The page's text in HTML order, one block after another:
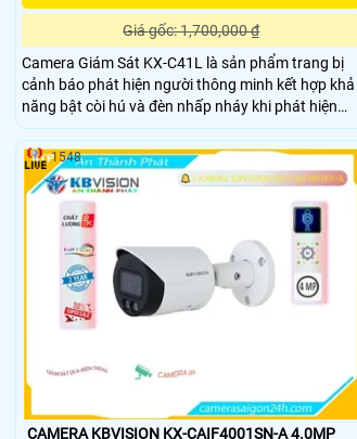
Giá gốc: 1,700,000 ₫
Camera Giám Sát KX-C41L là sản phẩm trang bị
cảnh báo phát hiện người thông minh kết hợp khả
năng bật còi hú và đèn nhấp nháy khi phát hiện
xâm nhập Sử dụng công nghệ chip xử lý hình ảnh
CMOS camera thu hình ảnh màu đẹp hơn xem ban
đêm Full Color tới 30m.
CAMERA KBVISION KX-CAIF4001SN-A 4.0MP
1548